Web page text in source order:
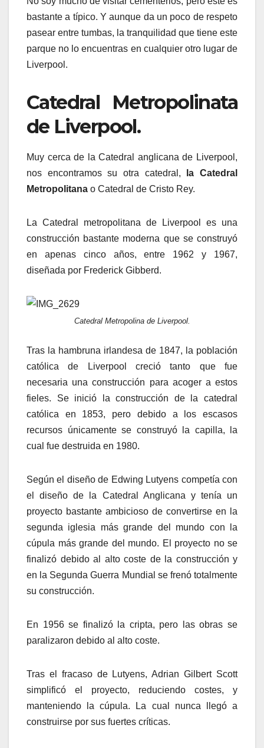
bastante a típico. Y aunque da un poco de respeto
pasear entre tumbas, la tranquilidad que tiene este
parque no lo encuentras en cualquier otro lugar de
Liverpool.
Catedral Metropolinata
de Liverpool.
Muy cerca de la Catedral anglicana de Liverpool,
nos encontramos su otra catedral, la Catedral
Metropolitana o Catedral de Cristo Rey.
La Catedral metropolitana de Liverpool es una
construcción bastante moderna que se construyó
en apenas cinco años, entre 1962 y 1967,
diseñada por Frederick Gibberd.
Catedral Metropolina de Liverpool.
Tras la hambruna irlandesa de 1847, la población
católica de Liverpool creció tanto que fue
necesaria una construcción para acoger a estos
fieles. Se inició la construcción de la catedral
católica en 1853, pero debido a los escasos
recursos únicamente se construyó la capilla, la
cual fue destruida en 1980.
Según el diseño de Edwing Lutyens competía con
el diseño de la Catedral Anglicana y tenía un
proyecto bastante ambicioso de convertirse en la
segunda iglesia más grande del mundo con la
cúpula más grande del mundo. El proyecto no se
finalizó debido al alto coste de la construcción y
en la Segunda Guerra Mundial se frenó totalmente
su construcción.
En 1956 se finalizó la cripta, pero las obras se
paralizaron debido al alto coste.
Tras el fracaso de Lutyens, Adrian Gilbert Scott
simplificó el proyecto, reduciendo costes, y
manteniendo la cúpula. La cual nunca llegó a
construirse por sus fuertes críticas.